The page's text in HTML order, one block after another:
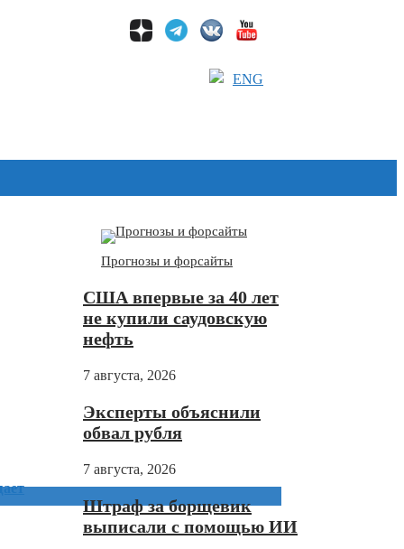
ENG
Прогнозы и форсайты
США впервые за 40 лет
не купили саудовскую
нефть
7 августа, 2026
Эксперты объяснили
обвал рубля
7 августа, 2026
Штраф за борщевик
выписали с помощью ИИ